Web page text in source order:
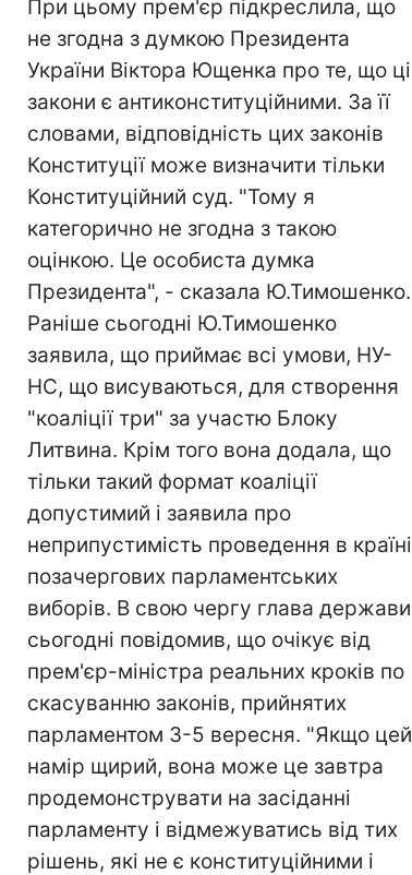
При цьому прем'єр підкреслила, що
не згодна з думкою Президента
України Віктора Ющенка про те, що ці
закони є антиконституційними. За її
словами, відповідність цих законів
Конституції може визначити тільки
Конституційний суд. "Тому я
категорично не згодна з такою
оцінкою. Це особиста думка
Президента", - сказала Ю.Тимошенко.
Раніше сьогодні Ю.Тимошенко
заявила, що приймає всі умови, НУ-
НС, що висуваються, для створення
"коаліції три" за участю Блоку
Литвина. Крім того вона додала, що
тільки такий формат коаліції
допустимий і заявила про
неприпустимість проведення в країні
позачергових парламентських
виборів. В свою чергу глава держави
сьогодні повідомив, що очікує від
прем'єр-міністра реальних кроків по
скасуванню законів, прийнятих
парламентом 3-5 вересня. "Якщо цей
намір щирий, вона може це завтра
продемонструвати на засіданні
парламенту і відмежуватись від тих
рішень, які не є конституційними і